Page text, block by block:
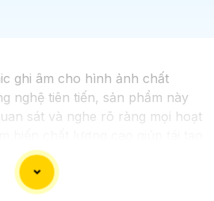
ghi âm cho hình ảnh chất
nghệ tiên tiến, sản phẩm này
sát và nghe rõ ràng mọi hoạt
thời mic ghi âm tích hợp cho
hiểu từng chi tiết với âm thanh
hoàn hảo giữa hình ảnh và âm